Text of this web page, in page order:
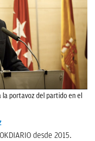
la portavoz del partido en el
desde 2015.